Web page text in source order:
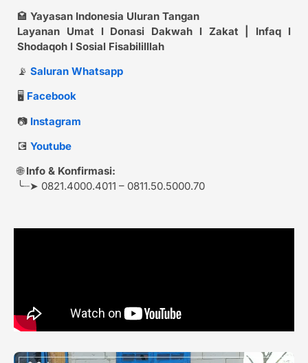
🏩 Yayasan Indonesia Uluran Tangan
Layanan Umat l Donasi Dakwah l Zakat | Infaq l
Shodaqoh l Sosial Fisabililllah
📡 Saluran Whatsapp
🖥️ Facebook
📷 Instagram
💽 Youtube
🌐Info & Konfirmasi:
╰┈➤ 0821.4000.4011 – 0811.50.5000.70